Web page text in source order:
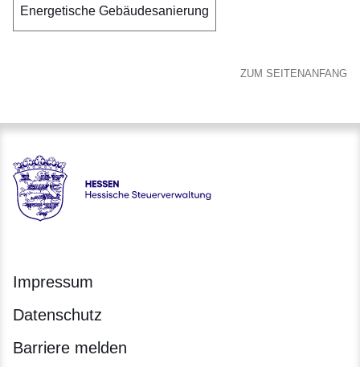
Energetische Gebäudesanierung
ZUM SEITENANFANG
Hessen - Hessische Steuerverwaltung
Impressum
Datenschutz
Barriere melden